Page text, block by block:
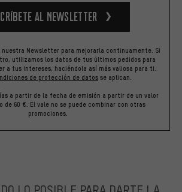
al newsletter
nuestra Newsletter para mejorarla continuamente. Si
utilizamos los datos de tus últimos pedidos para
a tus intereses, haciéndola así más valiosa para ti.
de protección de datos se aplican.
a partir de la fecha de emisión a partir de un valor
de 60 €. El vale no se puede combinar con otras
promociones.